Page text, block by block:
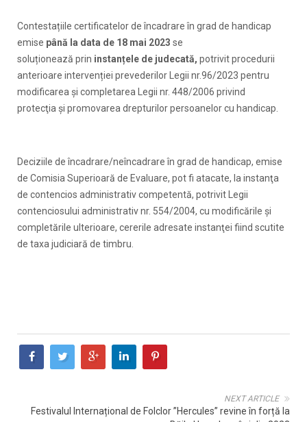
Contestațiile certificatelor de încadrare în grad de handicap
emise până la data de 18 mai 2023 se
soluționează prin instanțele de judecată, potrivit procedurii
anterioare intervenției prevederilor Legii nr.96/2023 pentru
modificarea şi completarea Legii nr. 448/2006 privind
protecţia şi promovarea drepturilor persoanelor cu handicap.
Deciziile de încadrare/neîncadrare în grad de handicap, emise
de Comisia Superioară de Evaluare, pot fi atacate, la instanţa
de contencios administrativ competentă, potrivit Legii
contenciosului administrativ nr. 554/2004, cu modificările şi
completările ulterioare, cererile adresate instanţei fiind scutite
de taxa judiciară de timbru.
NEXT ARTICLE
Festivalul Internațional de Folclor ”Hercules” revine în forță la